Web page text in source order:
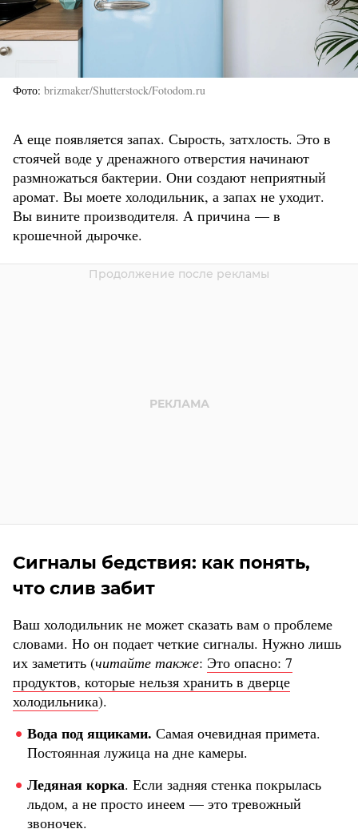
Фото brizmaker/Shutterstock/Fotodom.ru
А еще появляется запах. Сырость, затхлость. Это в
стоячей воде у дренажного отверстия начинают
размножаться бактерии. Они создают неприятный
аромат. Вы моете холодильник, а запах не уходит.
Вы вините производителя. А причина — в
крошечной дырочке.
Сигналы бедствия: как понять,
что слив забит
Ваш холодильник не может сказать вам о проблеме
словами. Но он подает четкие сигналы. Нужно лишь
их заметить (читайте также: Это опасно: 7
продуктов, которые нельзя хранить в дверце
холодильника).
Вода под ящиками. Самая очевидная примета.
Постоянная лужица на дне камеры.
Ледяная корка. Если задняя стенка покрылась
льдом, а не просто инеем — это тревожный
звоночек.